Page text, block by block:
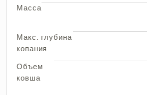
Масса
Макс. глубина
копания
Объем
ковша